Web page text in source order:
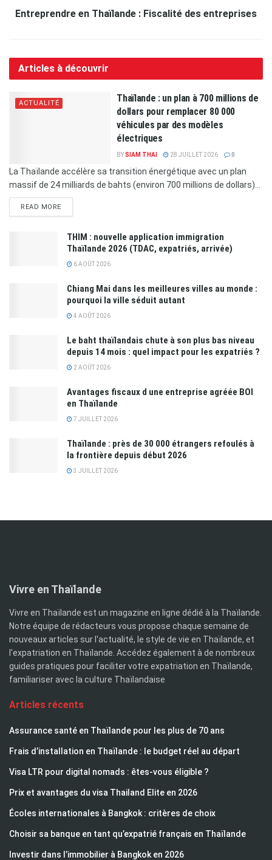
Entreprendre en Thaïlande : Fiscalité des entreprises
Articles à découvrir
ACTUALITÉ
Thaïlande : un plan à 700 millions de
dollars pour remplacer 80 000
véhicules par des modèles
électriques
BYSIAM THAI 28 JUILLET 2026 0
La Thaïlande accélère sa transition énergétique avec un plan
massif de 24 milliards de bahts (environ 700 millions de dollars)...
READ MORE
THIM : nouvelle application immigration
Thaïlande 2026 (TDAC, expatriés, arrivée)
6 AOÛT 2026
Chiang Mai dans les meilleures villes au monde :
pourquoi la ville séduit autant
4 AOÛT 2026
Le baht thaïlandais chute à son plus bas niveau
depuis 14 mois : quel impact pour les expatriés ?
2 AOÛT 2026
Avantages fiscaux d une entreprise agréée BOI
en Thaïlande
7 JUILLET 2026
Thaïlande : près de 30 000 étrangers refoulés à
la frontière depuis début 2026
3 JUILLET 2026
Vivre en Thaïlande
Vivre en Thaïlande est un magazine en ligne dédié à la Thaïlande.
Notre équipe de rédacteurs vous propose chaque semaine de
nouveaux articles sur l'actualité, le style de vie en Thaïlande, et
l'expatriation en Thaïlande. Accédez également à de nombreux
guides pratiques pour faciliter votre expatriation en Thaïlande,
familiariser avec la culture Thaïlandaise
Articles récents
Assurance santé en Thaïlande pour les plus de 70 ans
Frais d’installation en Thaïlande : le budget réel au départ
Visa LTR pour digital nomads : êtes-vous éligible ?
Prix et avantages du visa Thailand Elite en 2026
Écoles internationales à Bangkok : critères de choix
Choisir sa banque en tant qu’expatrié français en Thaïlande
Investir dans l’immobilier à Bangkok en 2026